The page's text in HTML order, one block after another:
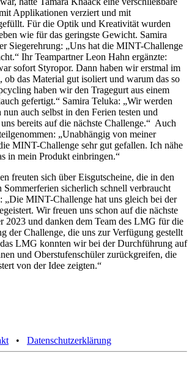
Applikationen verziert und mit
Für die Optik und Kreativität wurden
wie für das geringste Gewicht. Samira
Siegerehrung: „Uns hat die MINT-Challenge
Ihr Teampartner Leon Hahn ergänzte:
sofort Styropor. Dann haben wir erstmal im
ob das Material gut isoliert und warum das so
haben wir den Tragegurt aus einem
gefertigt.“ Samira Teluka: „Wir werden
auch selbst in den Ferien testen und
bereits auf die nächste Challenge.“ Auch
„Unabhängig von meiner
MINT-Challenge sehr gut gefallen. Ich nähe
in mein Produkt einbringen.“
freuten sich über Eisgutscheine, die in den
sicherlich schnell verbraucht
„Die MINT-Challenge hat uns gleich bei der
Wir freuen uns schon auf die nächste
2023 und danken dem Team des LMG für die
der Challenge, die uns zur Verfügung gestellt
LMG konnten wir bei der Durchführung auf
und Oberstufenschüler zurückgreifen, die
von der Idee zeigten.“
• Datenschutzerklärung